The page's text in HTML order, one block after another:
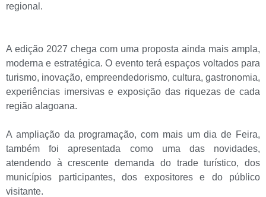
regional.
A edição 2027 chega com uma proposta ainda mais ampla,
moderna e estratégica. O evento terá espaços voltados para
turismo, inovação, empreendedorismo, cultura, gastronomia,
experiências imersivas e exposição das riquezas de cada
região alagoana.
A ampliação da programação, com mais um dia de Feira,
também foi apresentada como uma das novidades,
atendendo à crescente demanda do trade turístico, dos
municípios participantes, dos expositores e do público
visitante.